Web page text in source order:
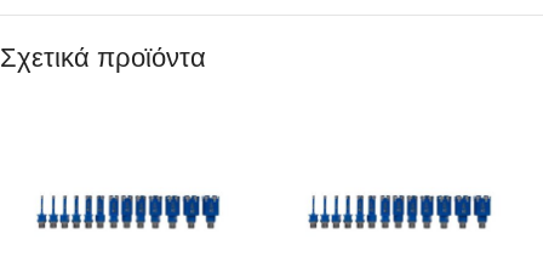
Σχετικά προϊόντα